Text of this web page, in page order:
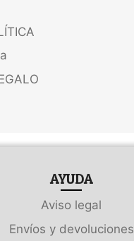
AYUDA
Aviso legal
Envíos y devoluciones